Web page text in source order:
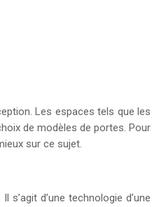
Les espaces tels que les
de modèles de portes. Pour
sur ce sujet.
d’une technologie d’une